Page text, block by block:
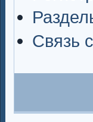
Связь